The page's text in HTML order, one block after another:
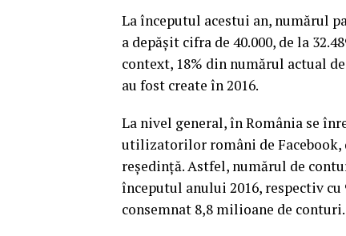
La începutul acestui an, numărul
a depășit cifra de 40.000, de la
context, 18% din numărul actual
au fost create în 2016.
La nivel general, în România se
utilizatorilor români de Facebook,
reședință. Astfel, numărul de
începutul anului 2016, respectiv
consemnat 8,8 milioane de conturi.